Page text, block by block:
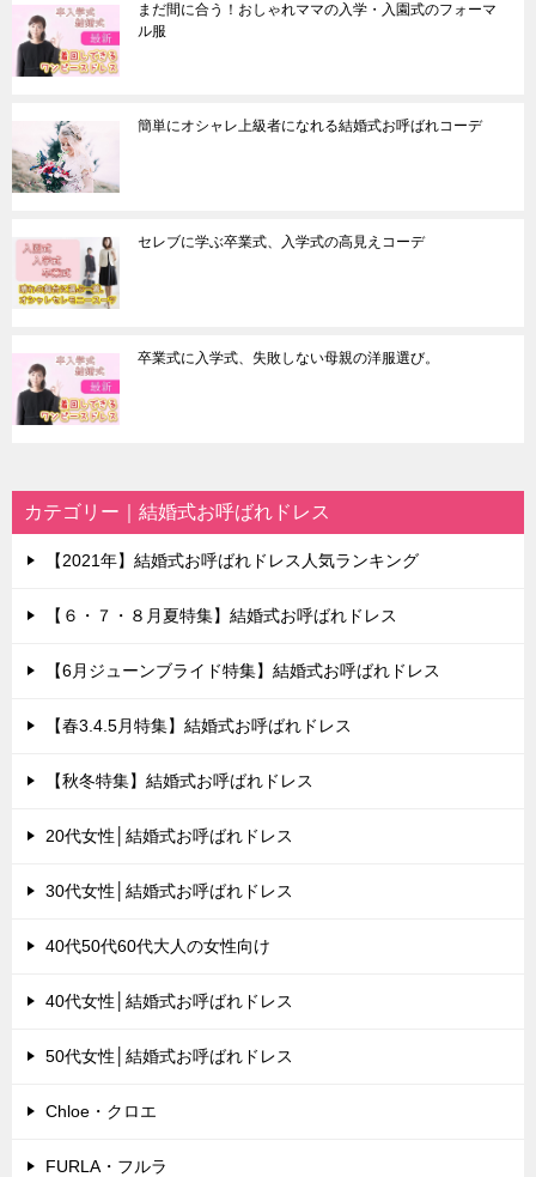
まだ間に合う！おしゃれママの入学・入園式のフォーマ
ル服
簡単にオシャレ上級者になれる結婚式お呼ばれコーデ
セレブに学ぶ卒業式、入学式の高見えコーデ
卒業式に入学式、失敗しない母親の洋服選び。
カテゴリー｜結婚式お呼ばれドレス
【2021年】結婚式お呼ばれドレス人気ランキング
【６・７・８月夏特集】結婚式お呼ばれドレス
【6月ジューンブライド特集】結婚式お呼ばれドレス
【春3.4.5月特集】結婚式お呼ばれドレス
【秋冬特集】結婚式お呼ばれドレス
20代女性│結婚式お呼ばれドレス
30代女性│結婚式お呼ばれドレス
40代50代60代大人の女性向け
40代女性│結婚式お呼ばれドレス
50代女性│結婚式お呼ばれドレス
Chloe・クロエ
FURLA・フルラ